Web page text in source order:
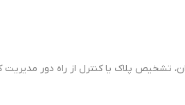
تشخیص پلاک یا کنترل از راه دور مدیریت